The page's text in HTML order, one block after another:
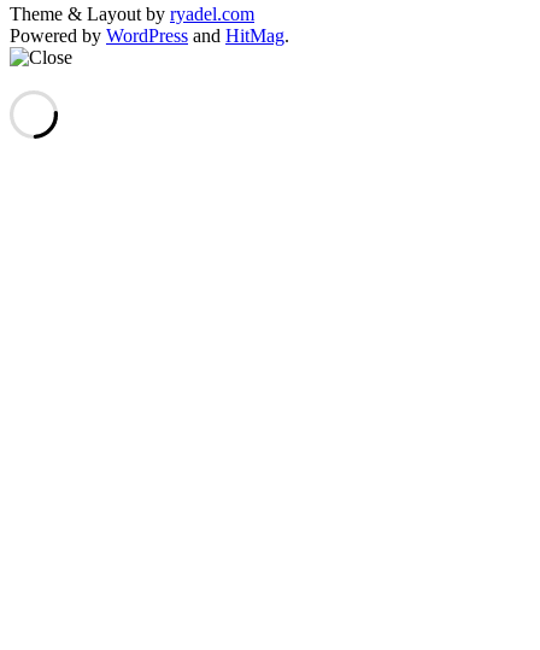
Theme & Layout by ryadel.com
Powered by WordPress and HitMag.